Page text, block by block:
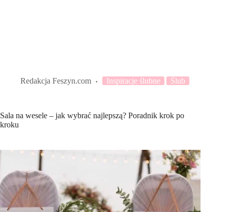
Redakcja Feszyn.com Inspiracje ślubne Ślub
Sala na wesele – jak wybrać najlepszą? Poradnik krok po
kroku